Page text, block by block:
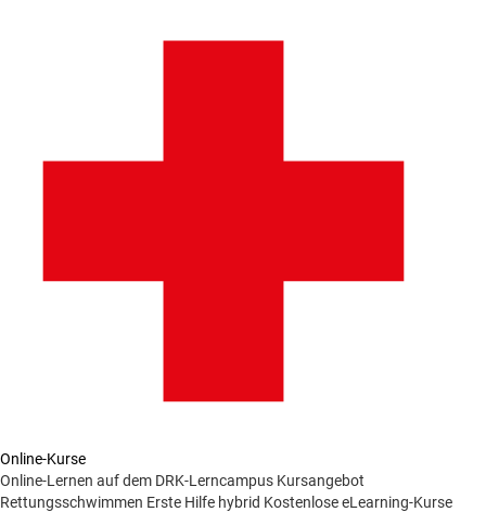
Online-Kurse
Online-Lernen auf dem DRK-Lerncampus Kursangebot
Rettungsschwimmen Erste Hilfe hybrid Kostenlose eLearning-Kurse